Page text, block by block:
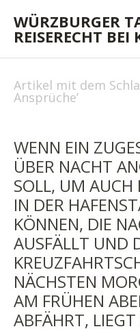
WÜRZBURGER
REISERECHT BEI
Artikel mit dem
Ansprüche’
WENN EIN
ÜBER NACHT
SOLL, UM AUCH
IN DER
KÖNNEN, DIE
AUSFÄLLT UND
NÄCHSTEN
AM FRÜHEN
ABFÄHRT,